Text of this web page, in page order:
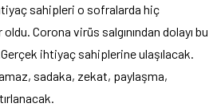
sahipleri o sofralarda hiç
Corona virüs salgınından dolayı bu
ihtiyaç sahiplerine ulaşılacak.
sadaka, zekat, paylaşma,